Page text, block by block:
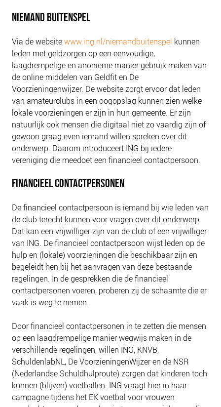
NIEMAND BUITENSPEL
Via de websitewww.ing.nl/niemandbuitenspel kunnen
leden met geldzorgen op een eenvoudige,
laagdrempelige en anonieme manier gebruik maken van
de online middelen van Geldfit en De
Voorzieningenwijzer. De website zorgt ervoor dat leden
van amateurclubs in een oogopslag kunnen zien welke
lokale voorzieningen er zijn in hun gemeente. Er zijn
natuurlijk ook mensen die digitaal niet zo vaardig zijn of
gewoon graag even iemand willen spreken over dit
onderwerp. Daarom introduceert ING bij iedere
vereniging die meedoet een financieel contactpersoon.
FINANCIEEL CONTACTPERSONEN
De financieel contactpersoon is iemand bij wie leden van
de club terecht kunnen voor vragen over dit onderwerp.
Dat kan een vrijwilliger zijn van de club of een vrijwilliger
van ING. De financieel contactpersoon wijst leden op de
hulp en (lokale) voorzieningen die beschikbaar zijn en
begeleidt hen bij het aanvragen van deze bestaande
regelingen. In de gesprekken die de financieel
contactpersonen voeren, proberen zij de schaamte die er
vaak is weg te nemen.
Door financieel contactpersonen in te zetten die mensen
op een laagdrempelige manier wegwijs maken in de
verschillende regelingen, willen ING, KNVB,
SchuldenlabNL, De VoorzieningenWijzer en de NSR
(Nederlandse Schuldhulproute) zorgen dat kinderen toch
kunnen (blijven) voetballen. ING vraagt hier in haar
campagne tijdens het EK voetbal voor vrouwen